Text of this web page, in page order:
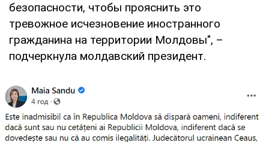
безопасности, чтобы прояснить это
тревожное исчезновение иностранного
гражданина на территории Молдовы", –
подчеркнула молдавский президент.